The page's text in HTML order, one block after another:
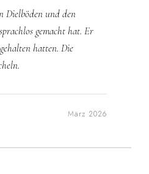
Dielböden und den
gemacht hat. Er
hatten. Die
März 2026